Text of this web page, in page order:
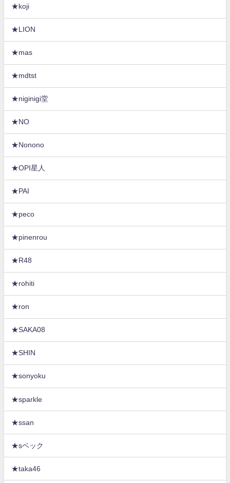
★koji
★LION
★mas
★mdtst
★niginigi堂
★NO
★Nonono
★OPI星人
★PAI
★peco
★pinenrou
★R48
★rohiti
★ron
★SAKA08
★SHIN
★sonyoku
★sparkle
★ssan
★sベック
★taka46